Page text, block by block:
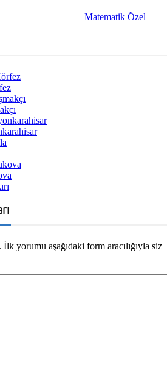
Matematik Özel
yorumu aşağıdaki form aracılığıyla siz